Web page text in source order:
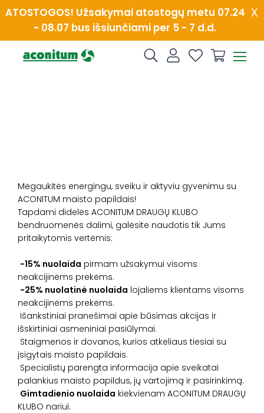
Skip
to
x
ATOSTOGOS! Užsakymai atostogų metu 07.24
- 08.07 bus išsiunčiami per 5 - 7 d.d.
Mėgaukitės energingu, sveiku ir aktyviu gyvenimu su
ACONITUM maisto papildais!
Tapdami didelės ACONITUM DRAUGŲ KLUBO
bendruomenės dalimi, galėsite naudotis tik Jums
pritaikytomis vertėmis:
-15% nuolaida pirmam užsakymui visoms
neakcijinėms prekėms.
-25% nuolatinė nuolaida lojaliems klientams visoms
neakcijinėms prekėms.
Išankstiniai pranešimai apie būsimas akcijas ir
išskirtiniai asmeniniai pasiūlymai.
Staigmenos ir dovanos, kurios atkeliaus tiesiai su
įsigytais maisto papildais.
Specialistų parengta informacija apie sveikatai
palankius maisto papildus, jų vartojimą ir pasirinkimą.
Gimtadienio nuolaida kiekvienam ACONITUM DRAUGŲ
KLUBO nariui.